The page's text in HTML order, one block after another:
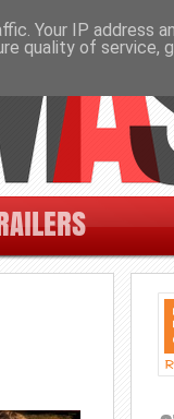
Your IP address
quality of service,